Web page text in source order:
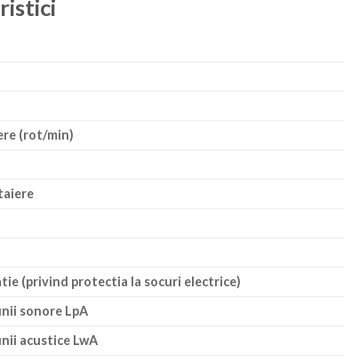
(rot/min)
(privind protectia la socuri electrice)
sonore LpA
acustice LwA